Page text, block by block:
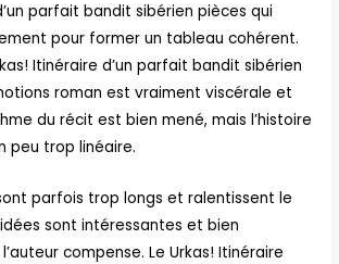
parfait bandit sibérien pièces qui
pour former un tableau cohérent.
Itinéraire d’un parfait bandit sibérien
roman est vraiment viscérale et
du récit est bien mené, mais l’histoire
peu trop linéaire.
parfois trop longs et ralentissent le
sont intéressantes et bien
compense. Le Urkas! Itinéraire